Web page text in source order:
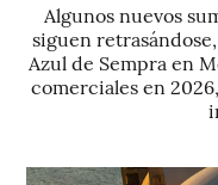
Algunos nuevos
siguen
Azul de Sempra en
comerciales en